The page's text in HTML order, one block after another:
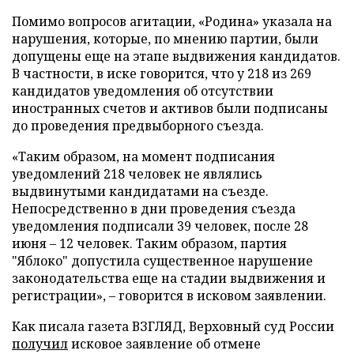
Помимо вопросов агитации, «Родина» указала на
нарушения, которые, по мнению партии, были
допущены еще на этапе выдвижения кандидатов.
В частности, в иске говорится, что у 218 из 269
кандидатов уведомления об отсутствии
иностранных счетов и активов были подписаны
до проведения предвыборного съезда.
«Таким образом, на момент подписания
уведомлений 218 человек не являлись
выдвинутыми кандидатами на съезде.
Непосредственно в дни проведения съезда
уведомления подписали 39 человек, после 28
июня – 12 человек. Таким образом, партия
"Яблоко" допустила существенное нарушение
законодательства еще на стадии выдвижения и
регистрации», – говорится в исковом заявлении.
Как писала газета ВЗГЛЯД, Верховный суд России
получилисковое заявление об отмене